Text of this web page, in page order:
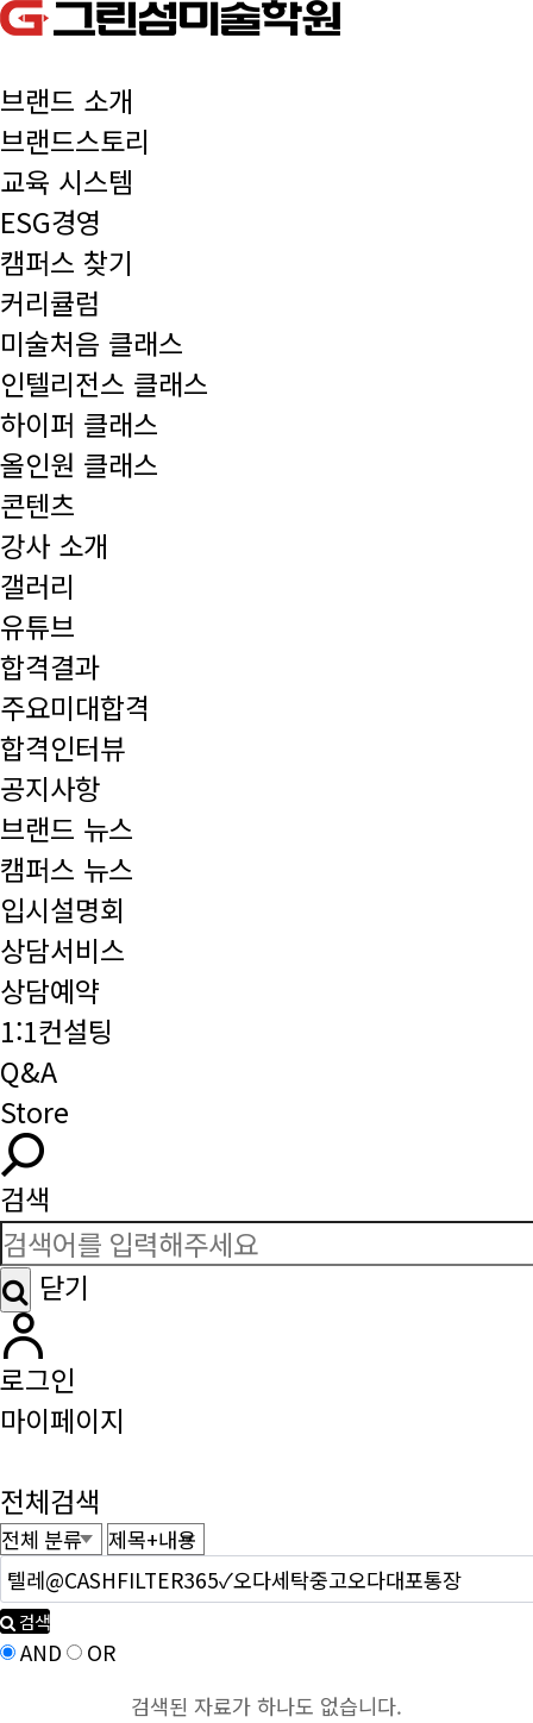
브랜드 소개
브랜드스토리
교육 시스템
ESG경영
캠퍼스 찾기
커리큘럼
미술처음 클래스
인텔리전스 클래스
하이퍼 클래스
올인원 클래스
콘텐츠
강사 소개
갤러리
유튜브
합격결과
주요미대합격
합격인터뷰
공지사항
브랜드 뉴스
캠퍼스 뉴스
입시설명회
상담서비스
상담예약
1:1컨설팅
Q&A
Store
검색
닫기
로그인
마이페이지
전체검색
검색
AND
OR
검색된 자료가 하나도 없습니다.